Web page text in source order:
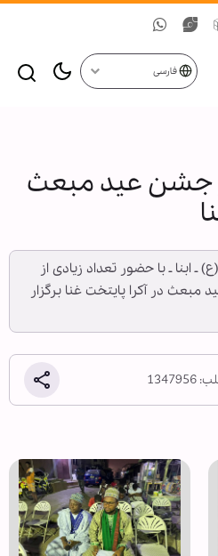
فارسی
جشن عید مبعث
ابنا ـ با حضور تعداد زیادی از
در آکرا پایتخت غنا برگزار